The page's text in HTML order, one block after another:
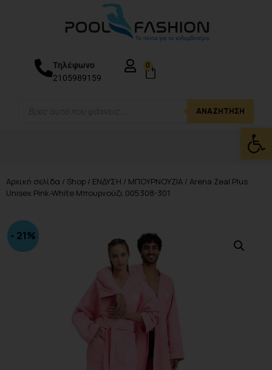
ΑΝΑΖΉΤΗΣΗ
Τηλέφωνο
2105989159
0
Αρχική σελίδα / Shop / ΕΝΔΥΣΗ / ΜΠΟΥΡΝΟΥΖΙΑ / Arena Zeal Plus
Unisex Pink-White Μπουρνούζι 005308-301
- 21%